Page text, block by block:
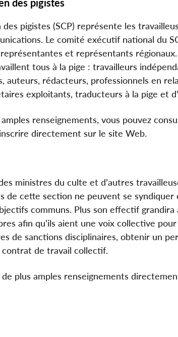
des pigistes
des pigistes (SCP) représente les
Le comité exécutif national du
et représentants
tous à la pige : travailleurs
auteurs, rédacteurs, professionnels en
exploitants, traducteurs à la pige et
renseignements, vous pouvez
directement sur le site Web.
ministres du culte et d’autres
de cette section ne peuvent se
communs. Plus son effectif
afin qu’ils aient une voix collective
de sanctions disciplinaires, obtenir un
de travail collectif.
plus amples renseignements